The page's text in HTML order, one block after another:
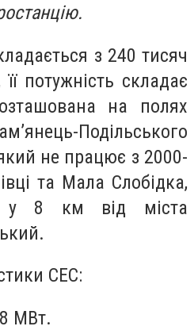
з 240 тисяч
потужність складає
на полях
Подільського
не працює з 2000-
та Мала Слобідка,
у 8 км від міста
СЕС:
МВт.